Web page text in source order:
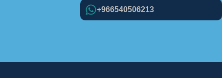
966540506213+